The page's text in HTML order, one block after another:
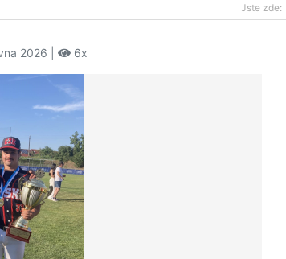
Jste zde:
2026 | 6x